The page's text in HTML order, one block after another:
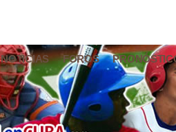
NOTICIAS FOROS